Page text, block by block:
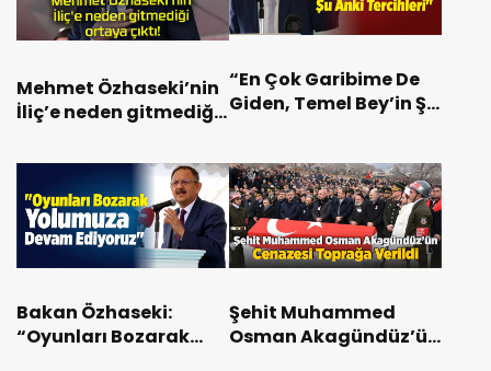
Mehmet Özhaseki’nin
İliç’e neden gitmediği
“En Çok Garibime De
Giden, Temel Bey’in Şu
Bakan Özhaseki:
“Oyunları Bozarak
Şehit Muhammed
Osman Akagündüz’ün